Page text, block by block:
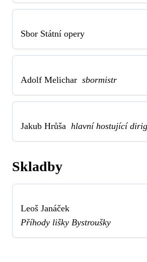
Sbor Státní opery
Adolf Melichar sbormistr
Jakub Hrůša hlavní hostující
Skladby
Leoš Janáček
Příhody lišky Bystroušky